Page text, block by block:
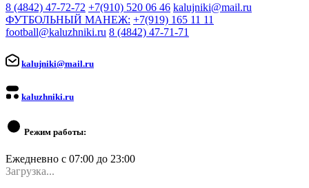
8 (4842) 47-72-72 +7(910) 520 06 46 kalujniki@mail.ru
ФУТБОЛЬНЫЙ МАНЕЖ: +7(919) 165 11 11
football@kaluzhniki.ru 8 (4842) 47-71-71
kalujniki@mail.ru
kaluzhniki.ru
Режим работы:
Ежедневно с 07:00 до 23:00
Загрузка...